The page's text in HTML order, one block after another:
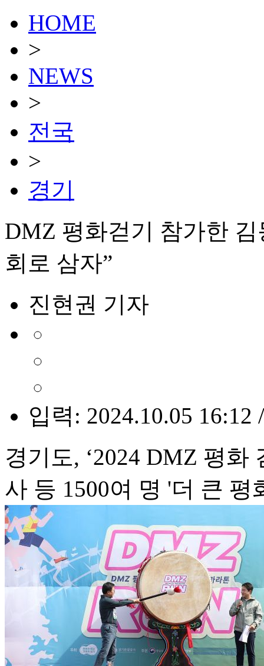
HOME
>
NEWS
>
전국
>
경기
DMZ 평화걷기 참가한
회로 삼자”
진현권 기자
입력: 2024.10.05 16:12
경기도, ‘2024 DMZ 평
사 등 1500여 명 '더 큰 평